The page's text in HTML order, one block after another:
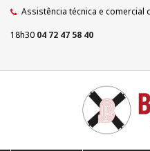
Assistência técnica e comercial
18h30 04 72 47 58 40